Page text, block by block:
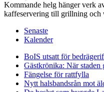
Kommande helg hänger verk
kaffeservering till grillning och
Senaste
Kalender
BoIS utsatt för
Gästkrönika: När staden
Fängelse för rattfylla
Nytt halsbandsrån mot